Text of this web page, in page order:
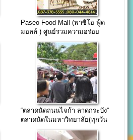
Paseo Food Mall (พาซิโอ ฟู้ด
มอลล์ ) ศูนย์รวมความอร่อย
“ตลาดนัดถนนไจก้า ลาดกระบัง”
ตลาดนัดในมหาวิทยาลัย(ทุกวัน
จันทร์)